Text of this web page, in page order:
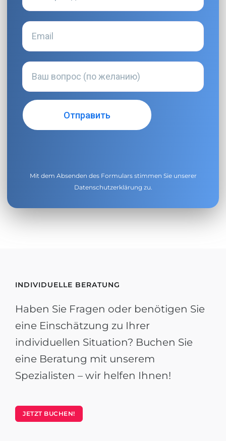
Mit dem Absenden des Formulars stimmen Sie unserer
Datenschutzerklärung zu.
INDIVIDUELLE BERATUNG
Haben Sie Fragen oder benötigen Sie
eine Einschätzung zu Ihrer
individuellen Situation? Buchen Sie
eine Beratung mit unserem
Spezialisten – wir helfen Ihnen!
JETZT BUCHEN!